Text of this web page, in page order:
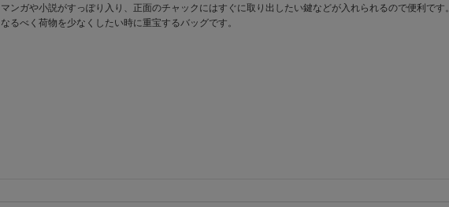
マンガや小説がすっぽり入り、正面のチャックにはすぐに取り出したい鍵などが入れられるので便利です。
なるべく荷物を少なくしたい時に重宝するバッグです。